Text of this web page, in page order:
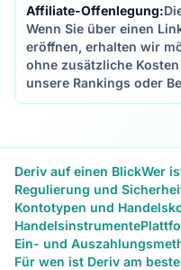
Affiliate-Offenlegung:
Wenn Sie über einen
eröffnen, erhalten wir
ohne zusätzliche
unsere Rankings oder
Deriv auf einen BlickWer
Regulierung und
Kontotypen und
Handelsinstrumente
Ein- und
Für wen ist Deriv am